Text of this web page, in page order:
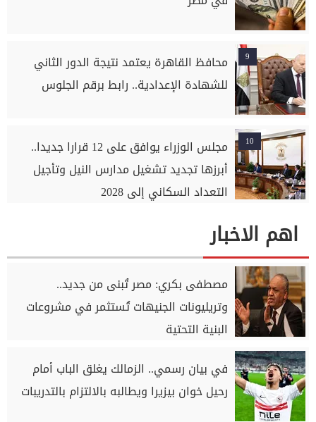
9
محافظ القاهرة يعتمد نتيجة الدور الثاني
للشهادة الإعدادية.. رابط برقم الجلوس
10
مجلس الوزراء يوافق على 12 قرارا جديدا..
أبرزها تجديد تشغيل مدارس النيل وتأجيل
التعداد السكاني إلى 2028
اهم الاخبار
مصطفى بكري: مصر تُبنى من جديد..
وتريليونات الجنيهات تُستثمر في مشروعات
البنية التحتية
في بيان رسمي.. الزمالك يغلق الباب أمام
رحيل خوان بيزيرا ويطالبه بالالتزام بالتدريبات